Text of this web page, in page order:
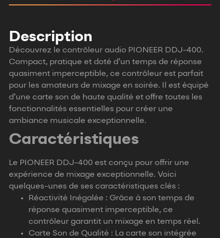
Description
Découvrez le contrôleur audio PIONEER DDJ-400.
Compact, pratique et doté d’un temps de réponse
quasiment imperceptible, ce contrôleur est parfait
pour les amateurs de mixage en soirée. Il est équipé
d’une carte son de haute qualité et offre toutes les
fonctionnalités essentielles pour créer une
ambiance musicale exceptionnelle.
Caractéristiques
Le PIONEER DDJ-400 est conçu pour offrir une
expérience de mixage exceptionnelle. Voici
quelques-unes de ses caractéristiques clés :
Réactivité Inégalée : Grâce à son temps de
réponse quasiment imperceptible, ce
contrôleur garantit un mixage en temps réel.
Carte Son de Qualité : La carte son intégrée